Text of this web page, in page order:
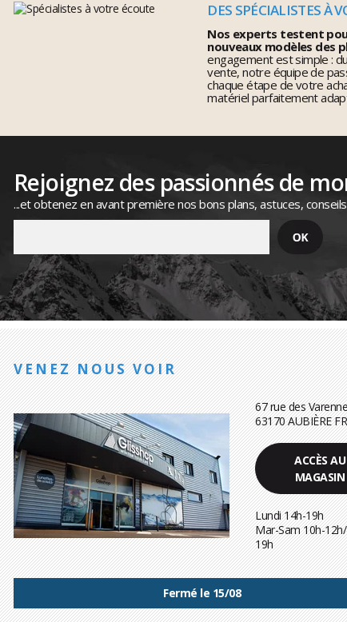
DES SPÉCIALISTES À
Nos experts testent
nouveaux modèles des
engagement est simple :
vente, notre équipe de
chaque étape de votre
matériel parfaitement
Rejoignez des passionnés de
...et obtenez en avant première nos bons plans, astuces,
VENEZ NOUS VOIR
67 rue des
63170 AUBIÈRE
ACCÈS AU
MAGASIN
Lundi 14h-19h
Mar-Sam 10h-
19h
Fermé le 15/08